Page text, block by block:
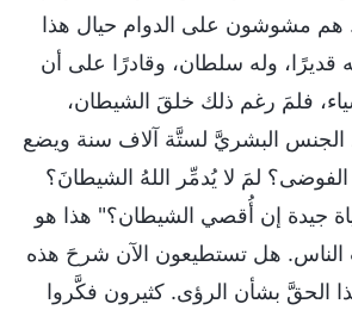
هم مشوشون على الدوام حيال هذا
قديرًا، وله سلطان، وقادرًا على أن
فلمَ رغم ذلك خلقَ الشيطان،
البشريَّ لستَّة آلاف سنة ويضع
لمَ لا يُدمِّر اللهُ الشيطانَ؟
جيدة إن أُقصي الشيطان؟" هذا هو
الناس. هل تستطيعون الآن شرحَ هذه
الحقَّ بشأن الرؤى. كثيرون فكَّروا